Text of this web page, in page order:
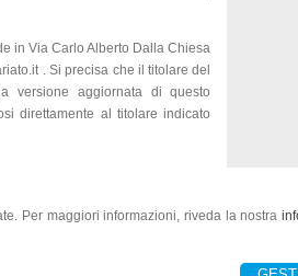
Per maggiori informazioni, riveda la nostra
in Via Carlo Alberto Dalla Chiesa
. Si precisa che il titolare del
versione aggiornata di questo
direttamente al titolare indicato
Piazza G. Marconi, 4 - 01038 Soriano Nel